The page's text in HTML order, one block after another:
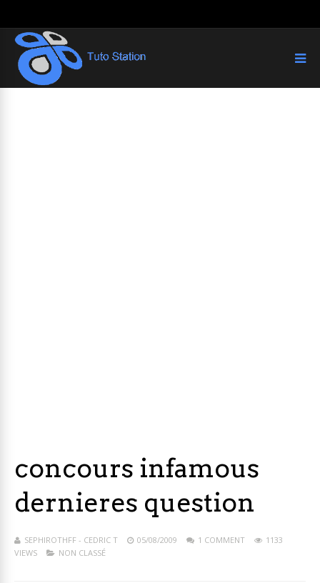
concours infamous
dernieres question
SEPHIROTHFF - CEDRIC T 05/08/2009 1 COMMENT
1133
VIEWS
NON CLASSÉ